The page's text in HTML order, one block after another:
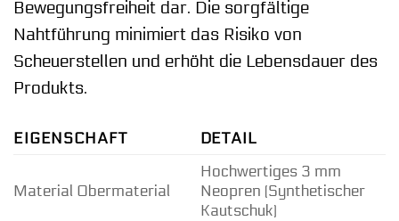
Bewegungsfreiheit dar. Die sorgfältige
Nahtführung minimiert das Risiko von
Scheuerstellen und erhöht die Lebensdauer des
Produkts.
EIGENSCHAFT DETAIL
Material Obermaterial
Hochwertiges 3 mm
Neopren (Synthetischer
Kautschuk)